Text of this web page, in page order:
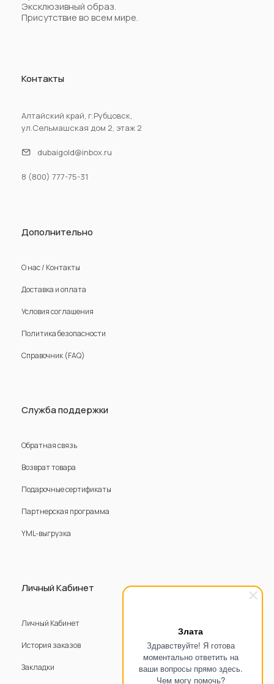
Злата
Здравствуйте! Я готова
моментально ответить на
ваши вопросы прямо здесь.
Чем могу помочь?
Эксклюзивный образ.
Присутствие во всем мире.
Контакты
Алтайский край, г.Рубцовск,
ул.Сельмашская дом 2, этаж 2
dubaigold@inbox.ru
8 (800) 777-75-31
Дополнительно
О нас / Контакты
Доставка и оплата
Условия соглашения
Политика безопасности
Справочник (FAQ)
Служба поддержки
Обратная связь
Возврат товара
Подарочные сертификаты
Партнерская программа
YML-выгрузка
Личный Кабинет
Личный Кабинет
История заказов
Закладки